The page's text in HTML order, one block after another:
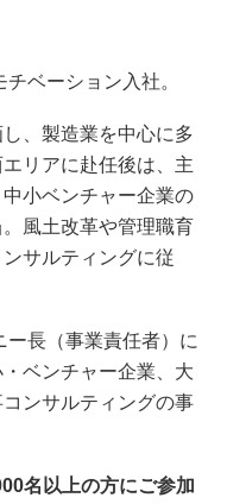
ベーション入社。
、製造業を中心に多
リアに赴任後は、主
小ベンチャー企業の
風土改革や管理職育
サルティングに従
長（事業責任者）に
ベンチャー企業、大
ンサルティングの事
名以上の方にご参加